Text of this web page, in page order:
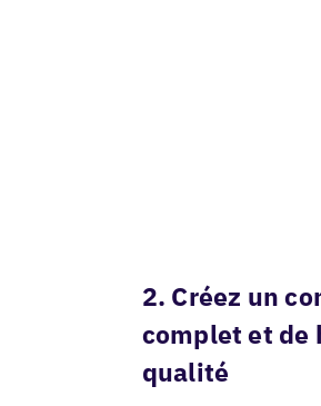
2. Créez un
complet et de
qualité